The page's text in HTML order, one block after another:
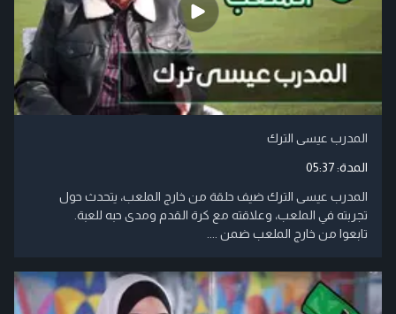
المدرب عيسى الترك
المدة:05:37
المدرب عيسى الترك ضيف حلقة من خارج الملعب، يتحدث حول
تجربته في الملعب، وعلاقته مع كرة القدم ومدى حبه للعبة.
تابعوا من خارج الملعب ضمن ....